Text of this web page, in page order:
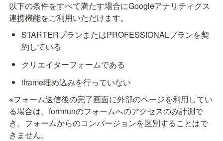
以下の条件をすべて満たす場合にGoogleアナリティクス
連携機能をご利用いただけます。
STARTERプランまたはPROFESSIONALプランを契
約している
クリエイターフォームである
iframe埋め込みを行っていない
※フォーム送信後の完了画面に外部のページを利用してい
る場合は、formrunのフォームへのアクセスのみ計測で
き、フォームからのコンバージョンを区別することはで
きません。